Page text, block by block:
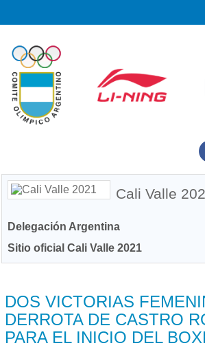
Cali Valle
Delegación Argentina
Sitio oficial Cali Valle 2021
DOS VICTORIAS
DERROTA DE CASTRO
PARA EL INICIO DEL